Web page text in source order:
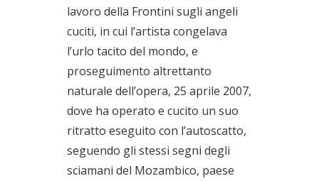
lavoro della Frontini sugli angeli
cuciti, in cui l’artista congelava
l’urlo tacito del mondo, e
proseguimento altrettanto
naturale dell’opera, 25 aprile 2007,
dove ha operato e cucito un suo
ritratto eseguito con l’autoscatto,
seguendo gli stessi segni degli
sciamani del Mozambico, paese